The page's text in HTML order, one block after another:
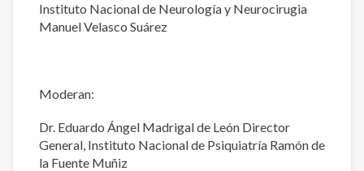
Instituto Nacional de Neurología y Neurocirugia
Manuel Velasco Suárez
Moderan:
Dr. Eduardo Ángel Madrigal de León Director
General, Instituto Nacional de Psiquiatría Ramón de
la Fuente Muñiz